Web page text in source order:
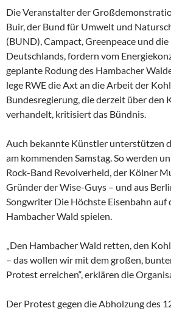
Die Veranstalter der
Buir, der Bund für Umwelt und
(BUND), Campact, Greenpeace und
Deutschlands, fordern vom
geplante Rodung des Hambacher
lege RWE die Axt an die Arbeit der
Bundesregierung, die derzeit über den
verhandelt, kritisiert das Bündnis.
Auch bekannte Künstler unterstützen
am kommenden Samstag. So werden
Rock-Band Revolverheld, der Kölner
Gründer der Wise-Guys – und aus
Songwriter Die Höchste Eisenbahn auf
Hambacher Wald spielen.
„Den Hambacher Wald retten, den
– das wollen wir mit dem großen,
Protest erreichen“, erklären die
Der Protest gegen die Abholzung des